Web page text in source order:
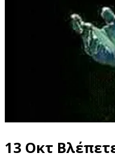
13 Οκτ